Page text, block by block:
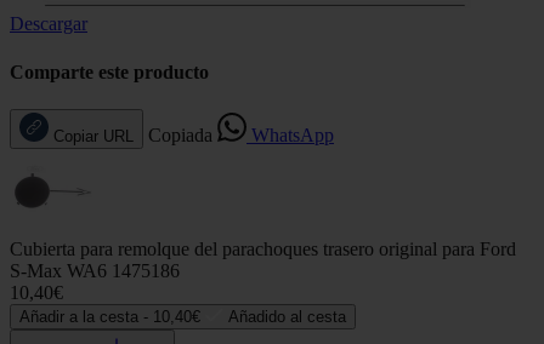
Descargar
Comparte este producto
Copiar URL Copiada WhatsApp
Cubierta para remolque del parachoques trasero original para Ford
S-Max WA6 1475186
10,40€
Añadir a la cesta - 10,40€ Añadido al cesta